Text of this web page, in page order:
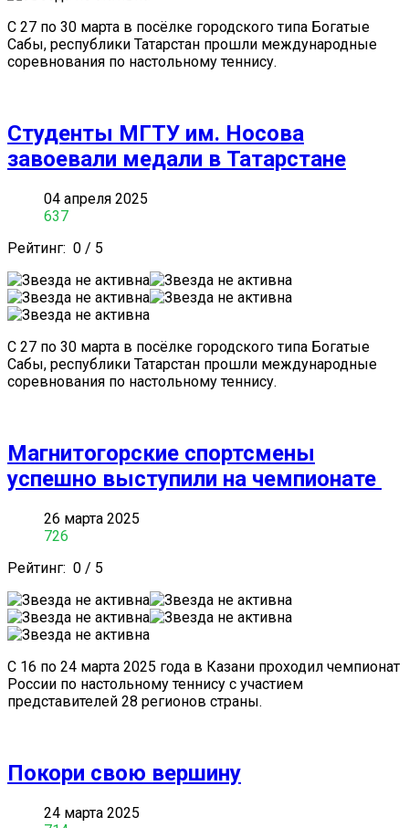
С 27 по 30 марта в посёлке городского типа Богатые
Сабы, республики Татарстан прошли международные
соревнования по настольному теннису.
Студенты МГТУ им. Носова
завоевали медали в Татарстане
04 апреля 2025
637
Рейтинг: 0 / 5
С 27 по 30 марта в посёлке городского типа Богатые
Сабы, республики Татарстан прошли международные
соревнования по настольному теннису.
Магнитогорские спортсмены
успешно выступили на чемпионате
26 марта 2025
726
Рейтинг: 0 / 5
С 16 по 24 марта 2025 года в Казани проходил чемпионат
России по настольному теннису с участием
представителей 28 регионов страны.
Покори свою вершину
24 марта 2025